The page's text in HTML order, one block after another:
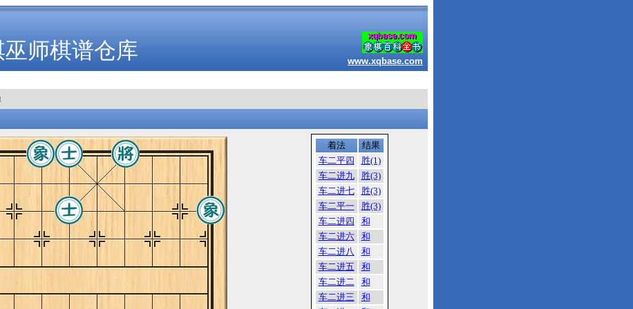
巫师棋谱仓库 www.xqbase.com
着法
结果
车二平四
胜(1)
车二进九
胜(3)
车二进七
胜(3)
车二平一
胜(3)
车二进四
和
车二进六
和
车二进八
和
车二进五
和
车二进二
和
车二进三
和